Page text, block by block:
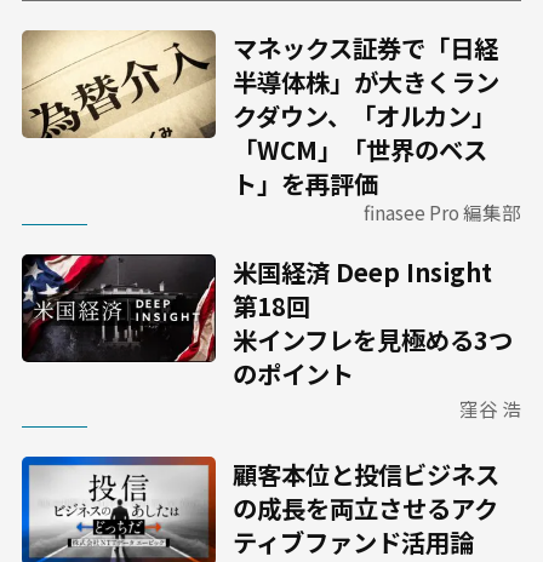
マネックス証券で「日経
半導体株」が大きくラン
クダウン、「オルカン」
「WCM」「世界のベス
ト」を再評価
finasee Pro 編集部
米国経済 Deep Insight
第18回
米インフレを見極める3つ
のポイント
窪谷 浩
顧客本位と投信ビジネス
の成長を両立させるアク
ティブファンド活用論